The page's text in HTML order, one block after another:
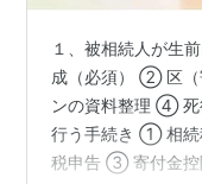
１、被相続人が生
成（必須） ② 区（
ンの資料整理 ④ 死
行う手続き ① 相
税申告 ③ 寄付金控